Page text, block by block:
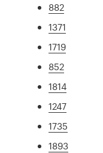
882
1371
1719
852
1814
1247
1735
1893